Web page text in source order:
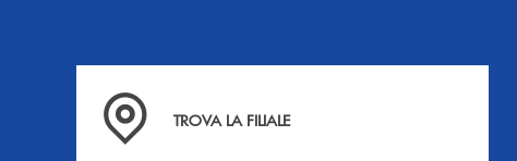
Accedi all' elenco completo delle filiali .
TROVA LA FILIALE